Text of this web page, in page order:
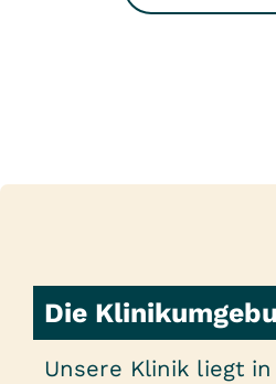
Die
Unsere Klinik liegt